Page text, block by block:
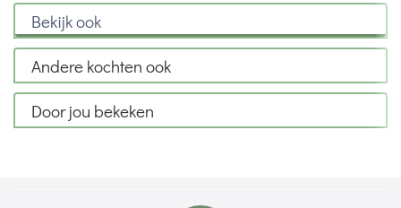
Bekijk ook
Andere kochten ook
Door jou bekeken